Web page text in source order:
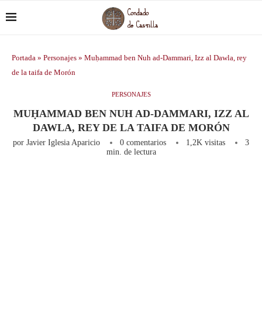
Portada » Personajes » Muḥammad ben Nuh ad-Dammari, Izz al Dawla, rey
de la taifa de Morón
PERSONAJES
MUḤAMMAD BEN NUH AD-DAMMARI, IZZ AL
DAWLA, REY DE LA TAIFA DE MORÓN
por Javier Iglesia Aparicio 0 comentarios 1,2K visitas
3
min. de lectura